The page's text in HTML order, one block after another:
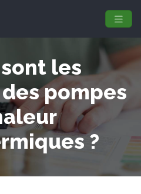
les
pompes
?